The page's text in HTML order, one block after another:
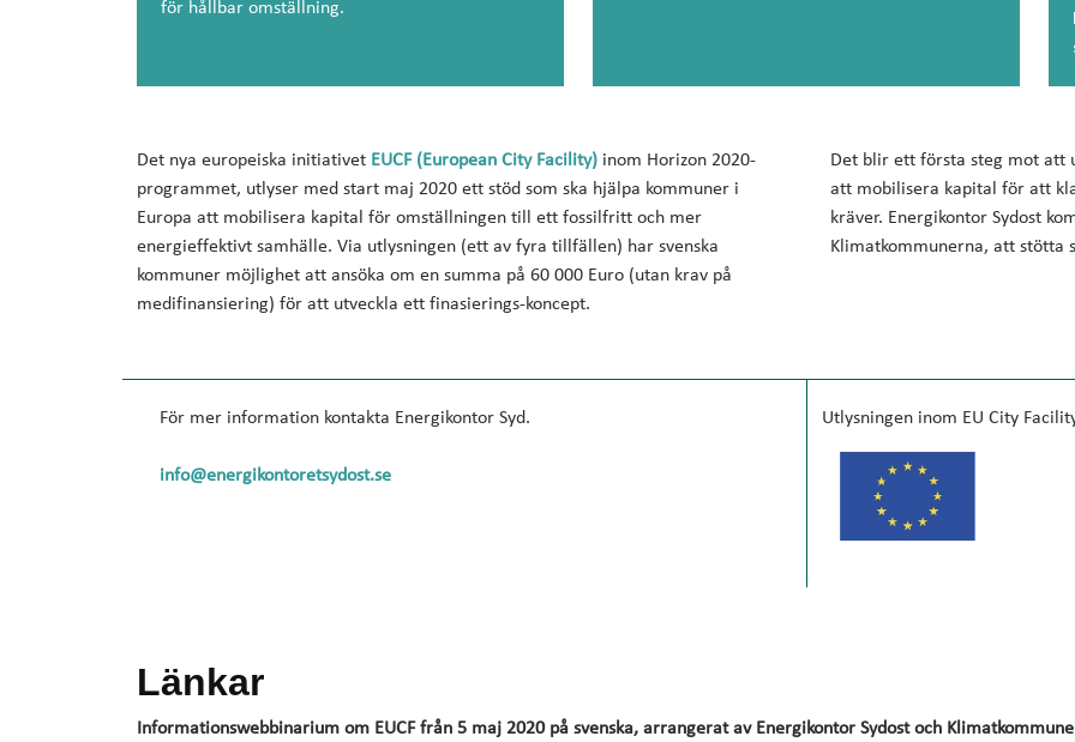
för hållbar omställning.
Det nya europeiska initiativet EUCF (European City Facility) inom Horizon 2020-
programmet, utlyser med start maj 2020 ett stöd som ska hjälpa kommuner i
Europa att mobilisera kapital för omställningen till ett fossilfritt och mer
energieffektivt samhälle. Via utlysningen (ett av fyra tillfällen) har svenska
kommuner möjlighet att ansöka om en summa på 60 000 Euro (utan krav på
medifinansiering) för att utveckla ett finasierings-koncept.
Det blir ett första steg mot att
att mobilisera kapital för att
kräver. Energikontor Sydost
Klimatkommunerna, att stötta
För mer information kontakta Energikontor Syd.
info@energikontoretsydost.se​
Utlysningen inom EU City
Länkar
Informationswebbinarium om EUCF från 5 maj 2020 på svenska, arrangerat av Energikontor Sydost och